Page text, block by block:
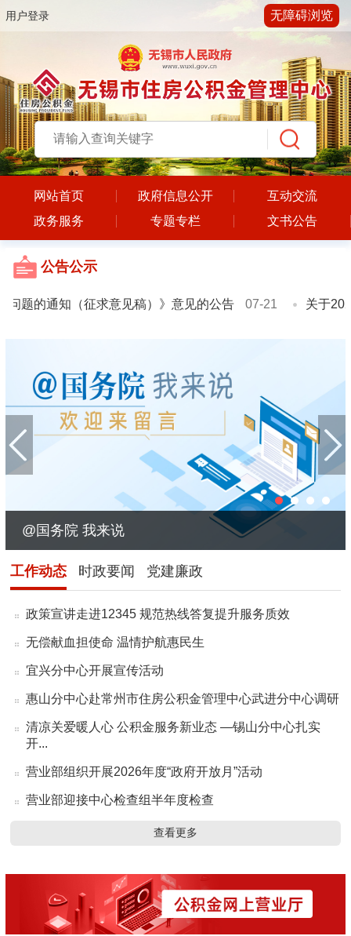
用户登录 无障碍浏览
网站首页 政府信息公开
互动交流
政务服务
专题专栏 文书公告
公告公示
的通知（征求意见稿）》意见的公告 07-21 关于2026
@国务院 我来说
工作动态 时政要闻 党建廉政
政策宣讲走进12345 规范热线答复提升服务质效
无偿献血担使命 温情护航惠民生
宜兴分中心开展宣传活动
惠山分中心赴常州市住房公积金管理中心武进分中心调研
清凉关爱暖人心 公积金服务新业态 —锡山分中心扎实
开...
营业部组织开展2026年度“政府开放月”活动
营业部迎接中心检查组半年度检查
查看更多